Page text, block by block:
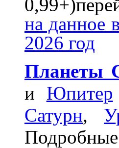
на данное
2026 год
Планеты
и Юпитер
Сатурн,